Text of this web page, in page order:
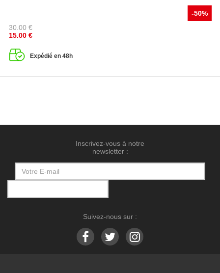
-50%
30.00 €
15.00 €
Expédié en 48h
Inscrivez-vous à notre
newsletter :
Suivez-nous sur :